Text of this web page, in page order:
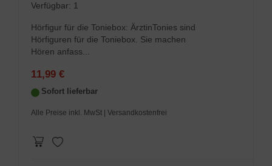
Verfügbar: 1
Hörfigur für die Toniebox: ÄrztinTonies sind
Hörfiguren für die Toniebox. Sie machen
Hören anfass...
11,99 €
Sofort lieferbar
Alle Preise inkl. MwSt | Versandkostenfrei